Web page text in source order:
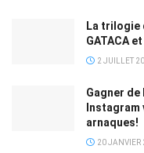
La trilogie
GATACA
2 JUILLET
Gagner de
arnaques!
20 JANVIER